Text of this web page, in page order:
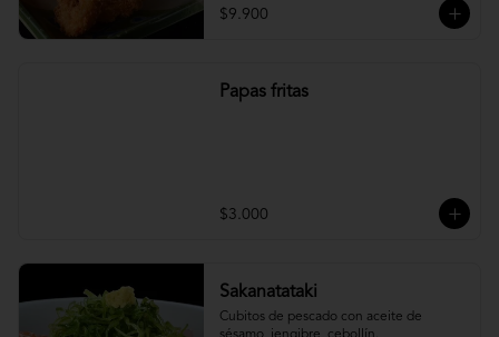
$9.900
Papas fritas
$3.000
Sakanatataki
Cubitos de pescado con aceite de